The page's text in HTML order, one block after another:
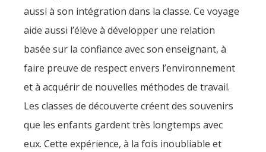
aussi à son intégration dans la classe. Ce voyage
aide aussi l’élève à développer une relation
basée sur la confiance avec son enseignant, à
faire preuve de respect envers l’environnement
et à acquérir de nouvelles méthodes de travail.
Les classes de découverte créent des souvenirs
que les enfants gardent très longtemps avec
eux. Cette expérience, à la fois inoubliable et